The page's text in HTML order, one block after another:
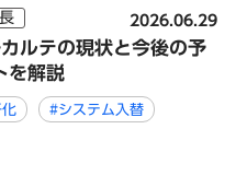
2026.06.29
ルテの現状と今後の予
を解説
#システム入替